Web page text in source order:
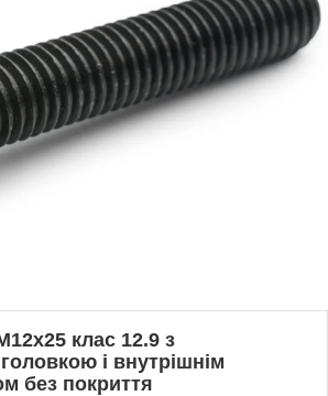
клас 12.9 з
і внутрішнім
без покриття